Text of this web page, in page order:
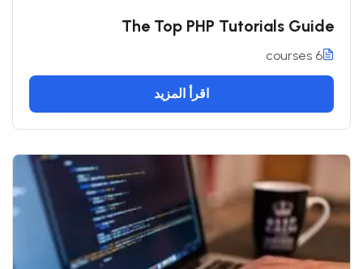
The Top PHP Tutorials Guide
6 courses
اقرأ المزيد